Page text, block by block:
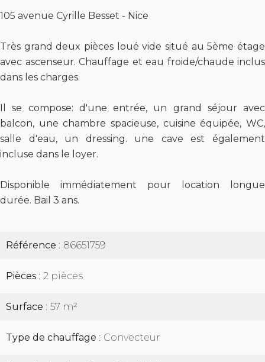
105 avenue Cyrille Besset - Nice
Très grand deux pièces loué vide situé au 5ème étage
avec ascenseur. Chauffage et eau froide/chaude inclus
dans les charges.
Il se compose: d'une entrée, un grand séjour avec
balcon, une chambre spacieuse, cuisine équipée, WC,
salle d'eau, un dressing. une cave est également
incluse dans le loyer.
Disponible immédiatement pour location longue
durée. Bail 3 ans.
Référence 86651759
Pièces 2 pièces
Surface 57 m²
Type de chauffage Convecteur